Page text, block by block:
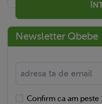
Newsletter Qbebe
Confirm ca am peste